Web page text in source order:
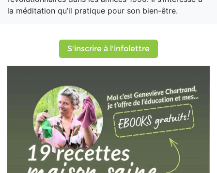
la méditation qu’il pratique pour son bien-être.
S'inscrire à l'infolettre